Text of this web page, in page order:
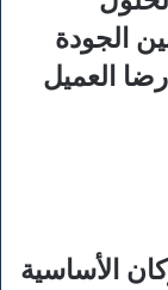
الجودة
العميل
الأساسية